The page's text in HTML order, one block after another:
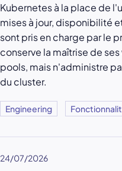
Kubernetes à la place de
mises à jour, disponibilité
sont pris en charge par le
conserve la maîtrise de
pools, mais n'administre
du cluster.
Engineering
24/07/2026